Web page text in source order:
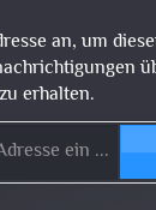
an, um
erhalten.